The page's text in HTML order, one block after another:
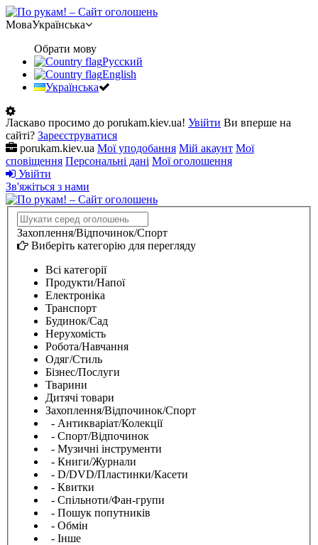
МоваУкраїнська
Обрати мову
Pусский
Еnglish
Українська
Ласкаво просимо до porukam.kiev.ua! Увійти Ви вперше на
сайті? Зареєструватися
porukam.kiev.ua Мої уподобання Мій акаунт Мої
сповіщення Персональні дані Мої оголошення
Увійти
Зв'яжіться з нами
Захоплення/Відпочинок/Спорт
Виберіть категорію для перегляду
Всі категорії
Продукти/Напої
Електроніка
Транспорт
Будинок/Сад
Нерухомість
Робота/Навчання
Одяг/Стиль
Бізнес/Послуги
Тварини
Дитячі товари
Захоплення/Відпочинок/Спорт
- Антикваріат/Колекції
- Спорт/Відпочинок
- Музичні інструменти
- Книги/Журнали
- D/DVD/Пластинки/Касети
- Квитки
- Спільноти/Фан-групи
- Пошук попутників
- Обмін
- Інше